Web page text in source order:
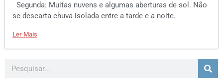
Segunda: Muitas nuvens e algumas aberturas de sol. Não
se descarta chuva isolada entre a tarde e a noite.
Ler Mais